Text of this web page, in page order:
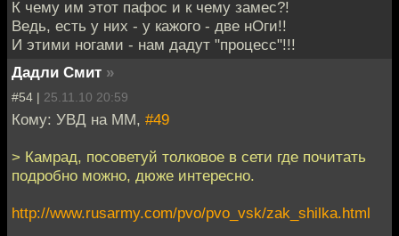
К чему им этот пафос и к чему замес?!
Ведь, есть у них - у кажого - две нОги!!
И этими ногами - нам дадут "процесс"!!!
Дадли Смит »
#54 | 25.11.10 20:59
Кому: УВД на ММ, #49
> Камрад, посоветуй толковое в сети где почитать
подробно можно, дюже интересно.
http://www.rusarmy.com/pvo/pvo_vsk/zak_shilka.html